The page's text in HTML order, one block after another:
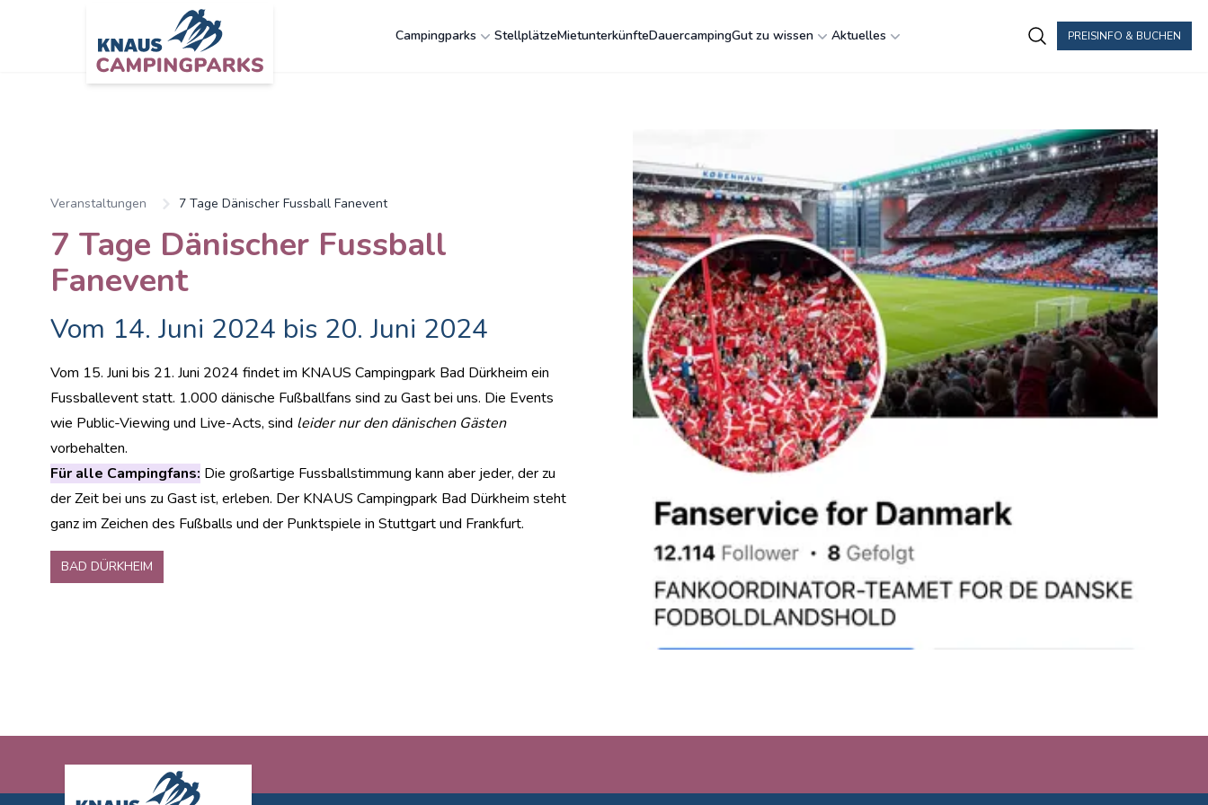
Zum Hauptinhalt springen
PREISINFO & BUCHEN
Campingparks StellplätzeMietunterkünfteDauercampingGut zu wissen Aktuelles
Veranstaltungen 7 Tage Dänischer Fussball Fanevent
7 Tage Dänischer Fussball
Fanevent
Vom 14. Juni 2024 bis 20. Juni 2024
Vom 15. Juni bis 21. Juni 2024 findet im KNAUS Campingpark Bad Dürkheim ein
Fussballevent statt. 1.000 dänische Fußballfans sind zu Gast bei uns. Die Events
wie Public-Viewing und Live-Acts, sind leider nur den dänischen Gästen
vorbehalten.
Für alle Campingfans: Die großartige Fussballstimmung kann aber jeder, der zu
der Zeit bei uns zu Gast ist, erleben. Der KNAUS Campingpark Bad Dürkheim steht
ganz im Zeichen des Fußballs und der Punktspiele in Stuttgart und Frankfurt.
BAD DÜRKHEIM